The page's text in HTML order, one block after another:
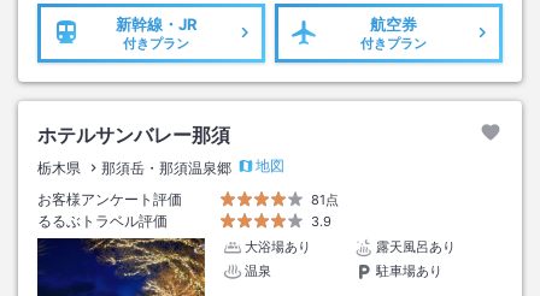
新幹線・JR
付きプラン
航空券
付きプラン
ホテルサンバレー那須
栃木県 那須岳・那須温泉郷
地図
お客様アンケート評価
81点
るるぶトラベル評価
3.9
大浴場あり
露天風呂あり
温泉
駐車場あり